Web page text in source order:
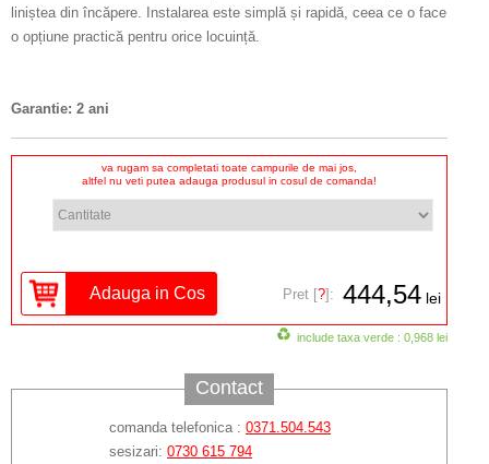
liniștea din încăpere. Instalarea este simplă și rapidă, ceea ce o face
o opțiune practică pentru orice locuință.
Garantie: 2 ani
va rugam sa completati toate campurile de mai jos,
altfel nu veti putea adauga produsul in cosul de comanda!
Pret [?]: 444,54 lei
include taxa verde : 0,968 lei
Contact
comanda telefonica : 0371.504.543
sesizari: 0730 615 794